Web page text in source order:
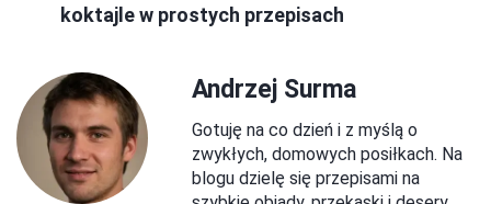
koktajle w prostych przepisach
Andrzej Surma
Gotuję na co dzień i z myślą o
zwykłych, domowych posiłkach. Na
blogu dzielę się przepisami na